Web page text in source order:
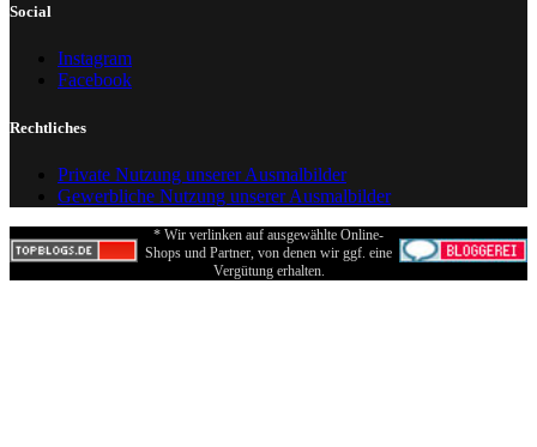
Social
Instagram
Facebook
Rechtliches
Private Nutzung unserer Ausmalbilder
Gewerbliche Nutzung unserer Ausmalbilder
* Wir verlinken auf ausgewählte Online-
Shops und Partner, von denen wir ggf. eine
Vergütung erhalten.